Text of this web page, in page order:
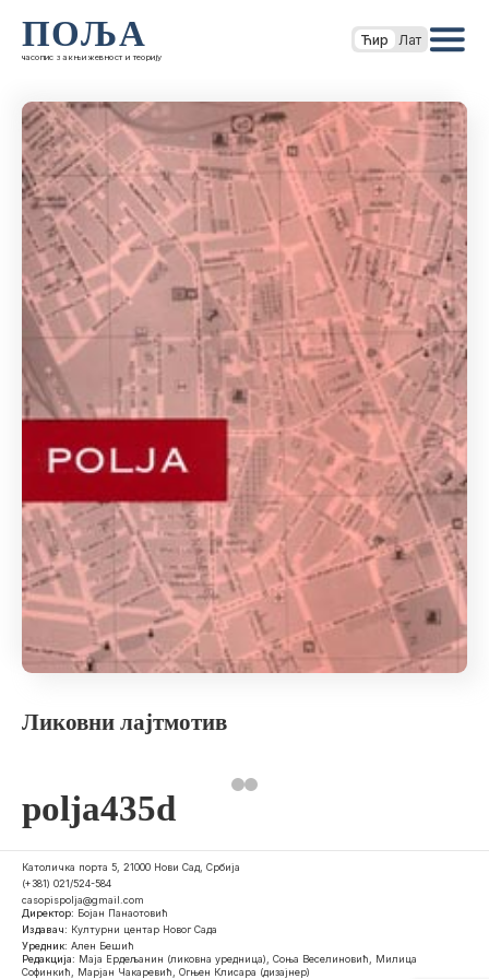
ПОЉА
часопис за књижевност и теорију
Ћир Лат
Ликовни лајтмотив
polja435d
Католичка порта 5, 21000 Нови Сад, Србија
(+381) 021/524-584
casopispolja@gmail.com
Директор: Бојан Панаотовић
Издавач: Културни центар Новог Сада
Уредник: Ален Бешић
Редакција: Маја Ердељанин (ликовна уредница), Соња Веселиновић, Милица
Софинкић, Марјан Чакаревић, Огњен Клисара (дизајнер)